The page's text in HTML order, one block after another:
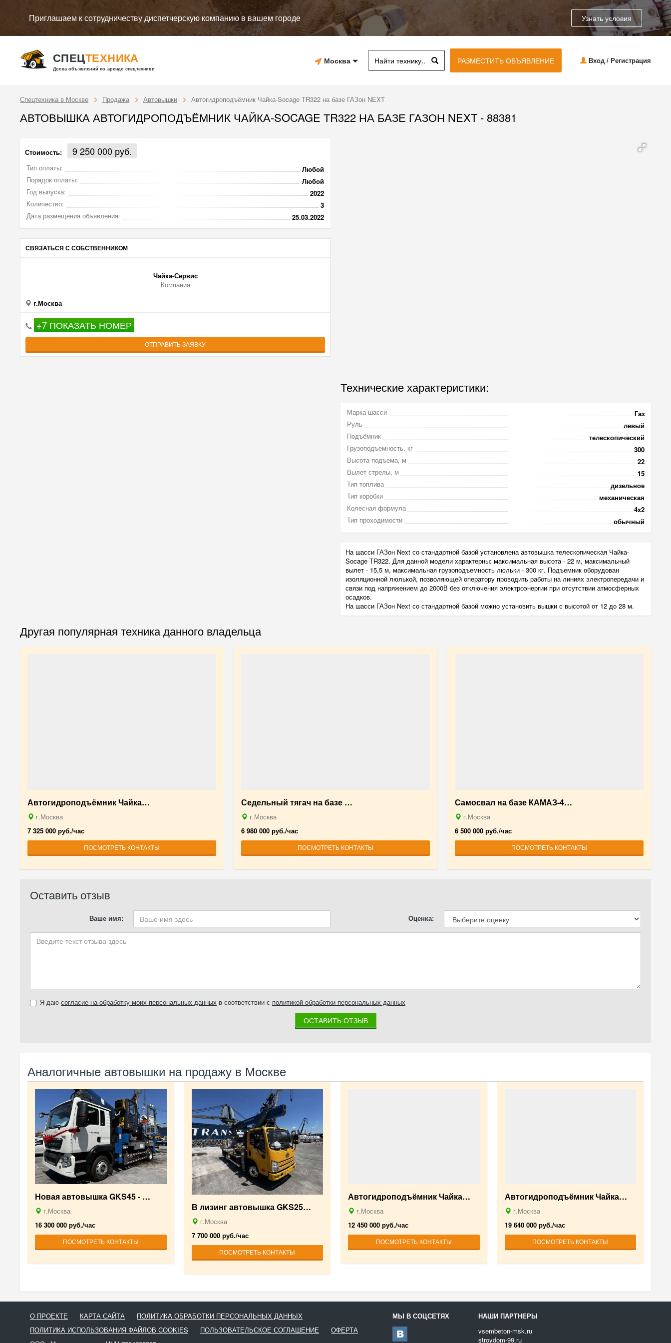
Приглашаем к сотрудничеству диспетчерскую компанию в вашем городе Узнать условия
СПЕЦТЕХНИКА
Доска объявлений по аренде спецтехники
Москва РАЗМЕСТИТЬ ОБЪЯВЛЕНИЕ Вход / Регистрация
Спецтехника в Москве Продажа Автовышки Автогидроподъёмник Чайка-Socage ТR322 на базе ГАЗон NEXT
АВТОВЫШКА АВТОГИДРОПОДЪЁМНИК ЧАЙКА-SOCAGE ТR322 НА БАЗЕ ГАЗОН NEXT - 88381
Стоимость: 9 250 000 руб.
Тип оплаты:
Любой
Порядок оплаты:
Любой
Год выпуска:
2022
Количество:
3
Дата размещения объявления:
25.03.2022
СВЯЗАТЬСЯ С СОБСТВЕННИКОМ
Чайка-Сервис
Компания
г.Москва
+7 ПОКАЗАТЬ НОМЕР
ОТПРАВИТЬ ЗАЯВКУ
Технические характеристики:
Марка шасси
Газ
Руль
левый
Подъёмник
телескопический
Грузоподъемность, кг
300
Высота подъема, м
22
Вылет стрелы, м
15
Тип топлива
дизельное
Тип коробки
механическая
Колесная формула
4x2
Тип проходимости
обычный
На шасси ГАЗон Next со стандартной базой установлена автовышка телескопическая Чайка-
Socage TR322. Для данной модели характерны: максимальная высота - 22 м, максимальный
вылет - 15,5 м, максимальная грузоподъемность люльки - 300 кг. Подъемник оборудован
изоляционной люлькой, позволяющей оператору проводить работы на линиях электропередачи и
связи под напряжением до 2000В без отключения электроэнергии при отсутствии атмосферных
осадков.
На шасси ГАЗон Next со стандартной базой можно установить вышки с высотой от 12 до 28 м.
Другая популярная техника данного владельца
Автогидроподъёмник Чайка…
г.Москва
7 325 000 руб./час
ПОСМОТРЕТЬ КОНТАКТЫ
Седельный тягач на базе …
г.Москва
6 980 000 руб./час
ПОСМОТРЕТЬ КОНТАКТЫ
Самосвал на базе КАМАЗ-4…
г.Москва
6 500 000 руб./час
ПОСМОТРЕТЬ КОНТАКТЫ
Оставить отзыв
Ваше имя: Оценка:
Я даю согласие на обработку моих персональных данных в соответствии с политикой обработки персональных данных
ОСТАВИТЬ ОТЗЫВ
Аналогичные автовышки на продажу в Москве
Новая автовышка GKS45 - …
г.Москва
16 300 000 руб./час
ПОСМОТРЕТЬ КОНТАКТЫ
В лизинг автовышка GKS25…
г.Москва
7 700 000 руб./час
ПОСМОТРЕТЬ КОНТАКТЫ
Автогидроподъёмник Чайка…
г.Москва
12 450 000 руб./час
ПОСМОТРЕТЬ КОНТАКТЫ
Автогидроподъёмник Чайка…
г.Москва
19 640 000 руб./час
ПОСМОТРЕТЬ КОНТАКТЫ
О ПРОЕКТЕ КАРТА САЙТА
ПОЛИТИКА ОБРАБОТКИ ПЕРСОНАЛЬНЫХ ДАННЫХ
ПОЛИТИКА ИСПОЛЬЗОВАНИЯ ФАЙЛОВ COOKIES
ПОЛЬЗОВАТЕЛЬСКОЕ СОГЛАШЕНИЕ
ОФЕРТА
МЫ В СОЦСЕТЯХ
НАШИ ПАРТНЕРЫ
vsembeton-msk.ru
stroydom-99.ru